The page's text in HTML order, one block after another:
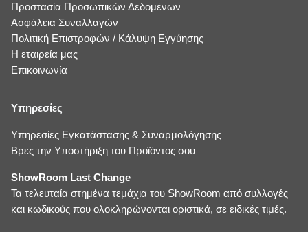
Προστασία Προσωπικών Δεδομένων
Ασφάλεια Συναλλαγών
Πολιτική Επιστροφών / Κάλυψη Εγγύησης
Η εταιρεία μας
Επικοινωνία
Υπηρεσίες
Υπηρεσίες Εγκατάστασης & Συναρμολόγησης
Βρες την Υποστήριξη του Προϊόντος σου
ShowRoom Last Change
Τα τελευταία στημένα τεμάχια του ShowRoom από συλλογές
και κωδικούς που ολοκληρώνονται οριστικά, σε ειδικές τιμές.